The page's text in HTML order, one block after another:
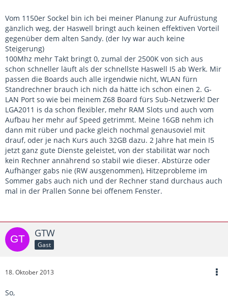
Vom 1150er Sockel bin ich bei meiner Planung zur Aufrüstung
gänzlich weg, der Haswell bringt auch keinen effektiven Vorteil
gegenüber dem alten Sandy. (der Ivy war auch keine
Steigerung)
100Mhz mehr Takt bringt 0, zumal der 2500K von sich aus
schon schneller läuft als der schnellste Haswell I5 ab Werk. Mir
passen die Boards auch alle irgendwie nicht, WLAN fürn
Standrechner brauch ich nich da hätte ich schon einen 2. G-
LAN Port so wie bei meinem Z68 Board fürs Sub-Netzwerk! Der
LGA2011 is da schon flexibler, mehr RAM Slots und auch vom
Aufbau her mehr auf Speed getrimmt. Meine 16GB nehm ich
dann mit rüber und packe gleich nochmal genausoviel mit
drauf, oder je nach Kurs auch 32GB dazu. 2 Jahre hat mein I5
jetzt ganz gute Dienste geleistet, von der stabilität war noch
kein Rechner annährend so stabil wie dieser. Abstürze oder
Aufhänger gabs nie (RW ausgenommen), Hitzeprobleme im
Sommer gabs auch nich und der Rechner stand durchaus auch
mal in der Prallen Sonne bei offenem Fenster.
GTW
Gast
18. Oktober 2013
So,